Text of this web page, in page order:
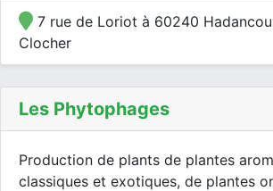
7 rue de Loriot à 60240
Clocher
Les Phytophages
Production de plants de plantes
classiques et exotiques, de plantes